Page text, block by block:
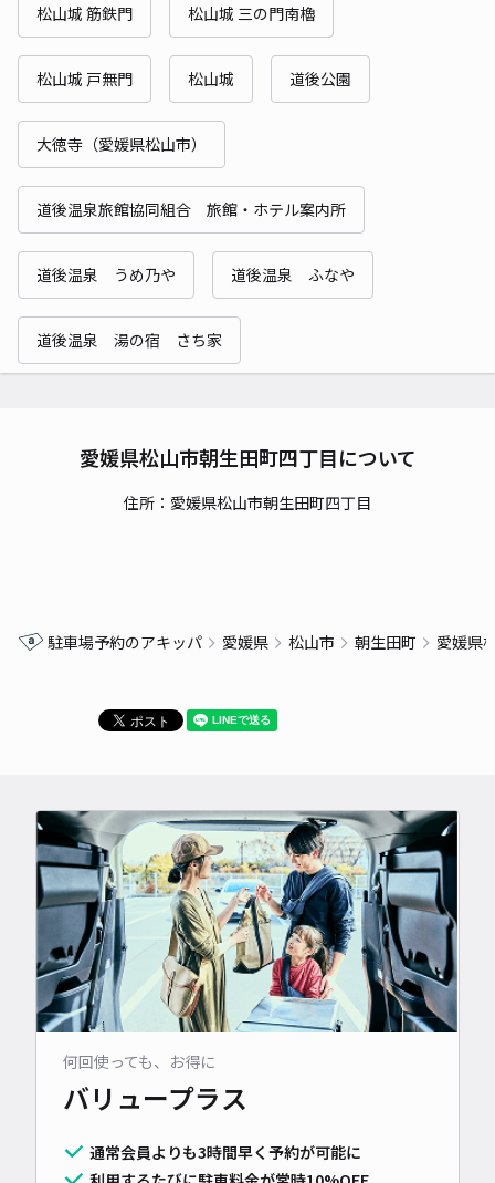
松山城 筋鉄門 松山城 三の門南櫓
松山城 戸無門 松山城 道後公園
大徳寺（愛媛県松山市）
道後温泉旅館協同組合 旅館・ホテル案内所
道後温泉 うめ乃や 道後温泉 ふなや
道後温泉 湯の宿 さち家
愛媛県松山市朝生田町四丁目について
住所：愛媛県松山市朝生田町四丁目
駐車場予約のアキッパ 愛媛県 松山市 朝生田町 愛媛県
何回使っても、お得に
バリュープラス
通常会員よりも3時間早く予約が可能に